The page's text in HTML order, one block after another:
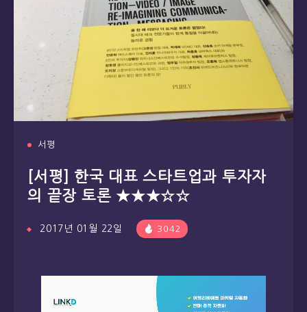
서평
[서평] 한국 대표 스타트업과 투자자
의 끝장 토론 ★★★☆☆
2017년 01월 22일 3042